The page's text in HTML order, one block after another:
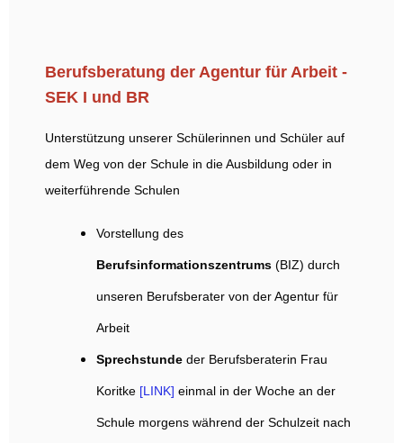
Berufsberatung der Agentur für Arbeit -
SEK I und BR
Unterstützung unserer Schülerinnen und Schüler auf
dem Weg von der Schule in die Ausbildung oder in
weiterführende Schulen
Vorstellung des
Berufsinformationszentrums (BIZ) durch
unseren Berufsberater von der Agentur für
Arbeit
Sprechstunde der Berufsberaterin Frau
Koritke [LINK] einmal in der Woche an der
Schule morgens während der Schulzeit nach